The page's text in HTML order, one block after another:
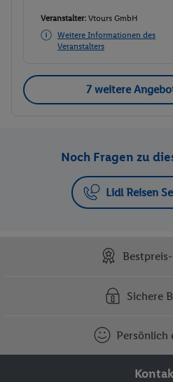
Veranstalter: Vtours GmbH
Weitere Informationen des
Veranstalters
7 weitere
Noch Fragen zu
Lidl Reisen
Sichere
Persönlich